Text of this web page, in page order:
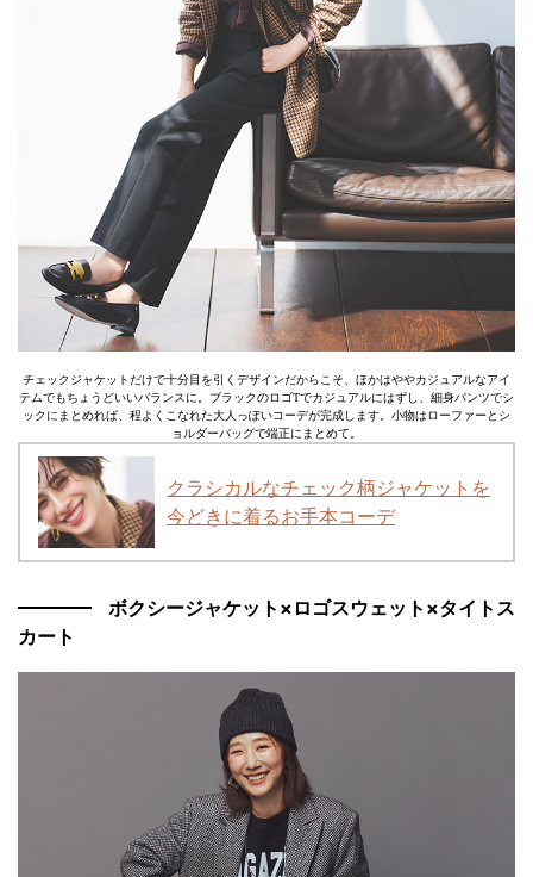
チェックジャケットだけで十分目を引くデザインだからこそ、ほかはややカジュアルなアイ
テムでもちょうどいいバランスに。ブラックのロゴTでカジュアルにはずし、細身パンツでシ
ックにまとめれば、程よくこなれた大人っぽいコーデが完成します。小物はローファーとシ
ョルダーバッグで端正にまとめて。
クラシカルなチェック柄ジャケットを
今どきに着るお手本コーデ
ボクシージャケット×ロゴスウェット×タイトス
カート